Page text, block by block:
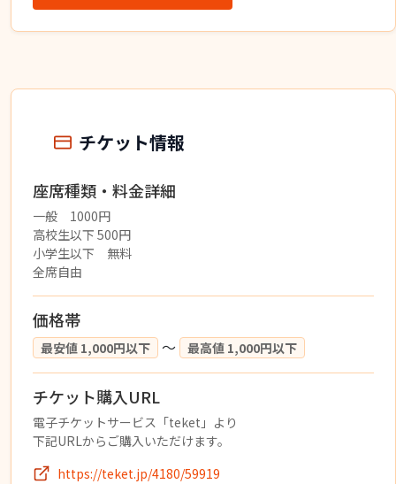
チケット情報
座席種類・料金詳細
一般 1000円
高校生以下 500円
小学生以下 無料
全席自由
価格帯
最安値 1,000円以下 〜 最高値 1,000円以下
チケット購入URL
電子チケットサービス「teket」より
下記URLからご購入いただけます。
https://teket.jp/4180/59919